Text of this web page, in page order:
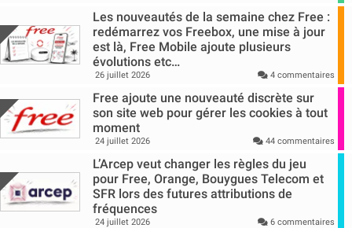
Les nouveautés de la semaine chez Free :
redémarrez vos Freebox, une mise à jour
est là, Free Mobile ajoute plusieurs
évolutions etc…
26 juillet 2026 4 commentaires
Free ajoute une nouveauté discrète sur
son site web pour gérer les cookies à tout
moment
24 juillet 2026 44 commentaires
L’Arcep veut changer les règles du jeu
pour Free, Orange, Bouygues Telecom et
SFR lors des futures attributions de
fréquences
24 juillet 2026 6 commentaires